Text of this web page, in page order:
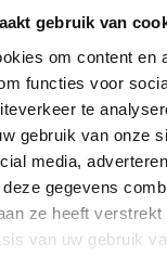
gebruik van
om content en
functies voor
te
gebruik van onze
media,
gegevens
ze heeft verstrekt
van uw gebruik